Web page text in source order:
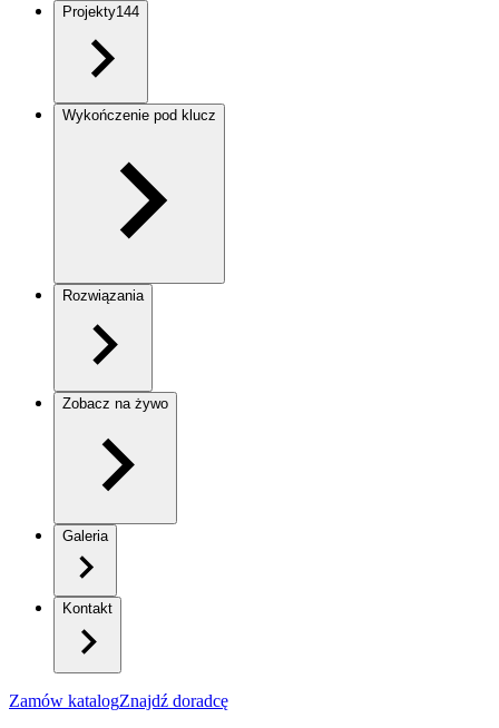
Projekty144
Wykończenie pod klucz
Rozwiązania
Zobacz na żywo
Galeria
Kontakt
Zamów katalogZnajdź doradcę